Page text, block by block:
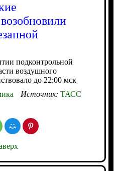
подконтрольной
воздушного
до 22:00 мск
Источник: ТАСС